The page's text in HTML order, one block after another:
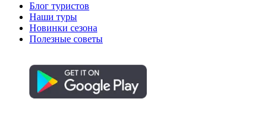
Блог туристов
Наши туры
Новинки сезона
Полезные советы